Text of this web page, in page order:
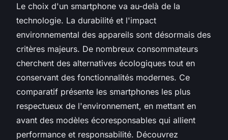
Le choix d'un smartphone va au-delà de la
technologie. La durabilité et l'impact
environnemental des appareils sont désormais des
critères majeurs. De nombreux consommateurs
cherchent des alternatives écologiques tout en
conservant des fonctionnalités modernes. Ce
comparatif présente les smartphones les plus
respectueux de l'environnement, en mettant en
avant des modèles écoresponsables qui allient
performance et responsabilité. Découvrez